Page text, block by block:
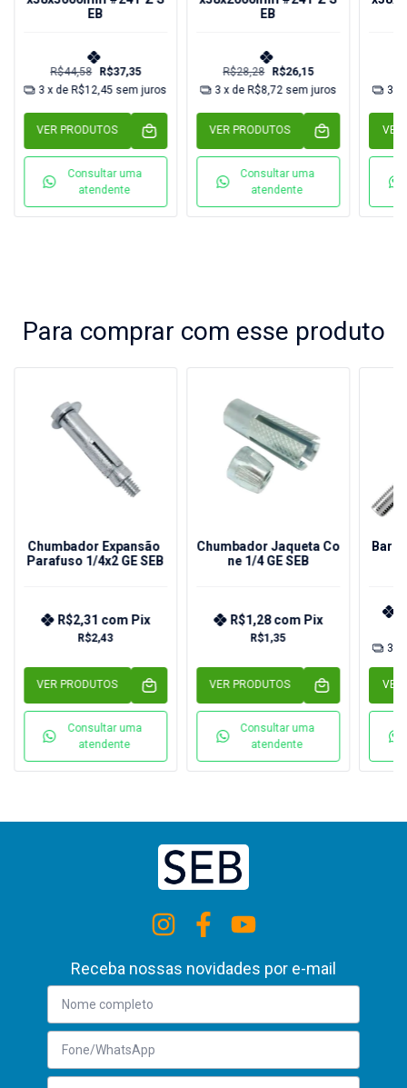
EB
R$44,58
R$37,35
3 x de R$12,45 sem juros
VER PRODUTOS
Consultar uma
atendente
EB
R$28,28
R$26,15
3 x de R$8,72 sem juros
VER PRODUTOS
Consultar uma
atendente
3
VER
Para comprar com esse produto
Chumbador Expansão
Parafuso 1/4x2 GE SEB
R$2,43
R$2,31 com Pix
VER PRODUTOS
Consultar uma
atendente
Chumbador Jaqueta Co
ne 1/4 GE SEB
R$1,35
R$1,28com Pix
VER PRODUTOS
Consultar uma
atendente
3
VER
Receba nossas novidades por e-mail